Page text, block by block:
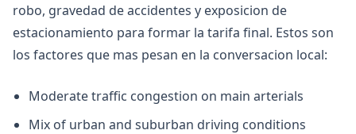
robo, gravedad de accidentes y exposicion de
estacionamiento para formar la tarifa final. Estos son
los factores que mas pesan en la conversacion local:
Moderate traffic congestion on main arterials
Mix of urban and suburban driving conditions